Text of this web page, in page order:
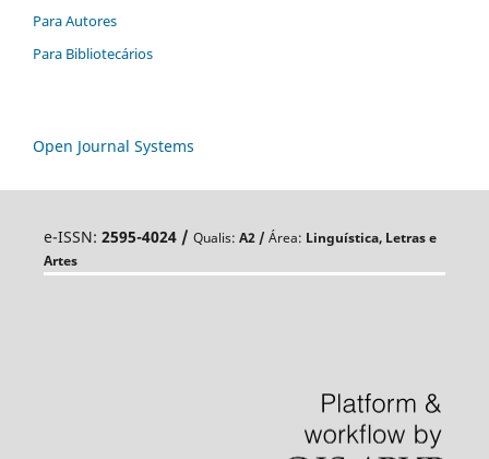
Para Autores
Para Bibliotecários
Open Journal Systems
e-ISSN: 2595-4024 / Qualis: A2 / Área: Linguística, Letras e
Artes